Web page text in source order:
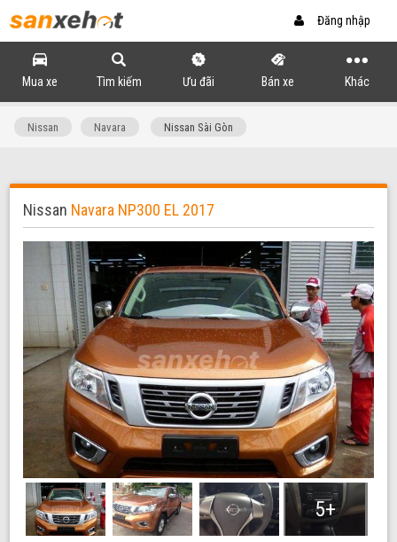
Đăng nhập
Mua xe Tìm kiếm Ưu đãi Bán xe Khác
Nissan Navara Nissan Sài Gòn
Nissan Navara NP300 EL 2017
5+